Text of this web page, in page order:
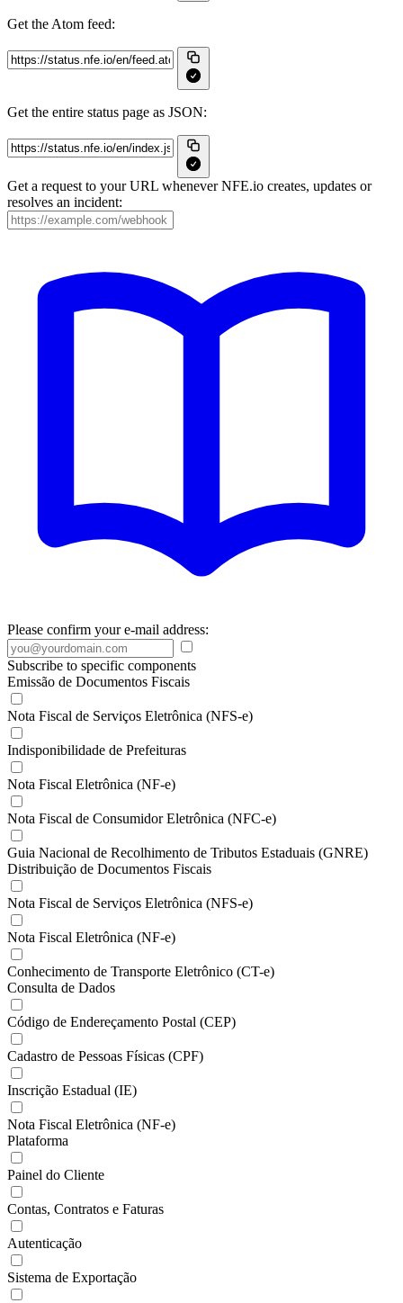
Get the Atom feed:
Get the entire status page as JSON:
Get a request to your URL whenever NFE.io creates, updates or
resolves an incident:
Please confirm your e-mail address:
Subscribe to specific components
Emissão de Documentos Fiscais
Nota Fiscal de Serviços Eletrônica (NFS-e)
Indisponibilidade de Prefeituras
Nota Fiscal Eletrônica (NF-e)
Nota Fiscal de Consumidor Eletrônica (NFC-e)
Guia Nacional de Recolhimento de Tributos Estaduais (GNRE)
Distribuição de Documentos Fiscais
Nota Fiscal de Serviços Eletrônica (NFS-e)
Nota Fiscal Eletrônica (NF-e)
Conhecimento de Transporte Eletrônico (CT-e)
Consulta de Dados
Código de Endereçamento Postal (CEP)
Cadastro de Pessoas Físicas (CPF)
Inscrição Estadual (IE)
Nota Fiscal Eletrônica (NF-e)
Plataforma
Painel do Cliente
Contas, Contratos e Faturas
Autenticação
Sistema de Exportação